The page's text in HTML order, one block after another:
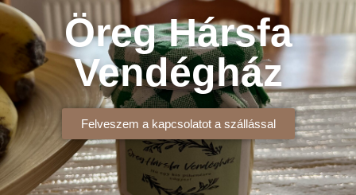
Öreg Hársfa
Vendégház
Felveszem a kapcsolatot a szállással